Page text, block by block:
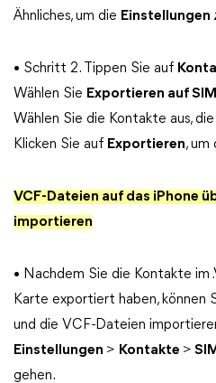
Ähnliches, um die Einstellungen
• Schritt 2. Tippen Sie auf
Wählen Sie Exportieren auf SIM
Wählen Sie die Kontakte aus,
Klicken Sie auf Exportieren, um
VCF-Dateien auf das iPhone
importieren
• Nachdem Sie die Kontakte im
Karte exportiert haben, können
und die VCF-Dateien
Einstellungen > Kontakte >
gehen.